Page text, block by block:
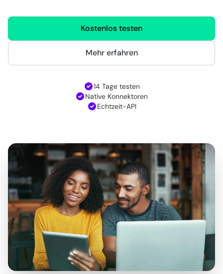
Kostenlos testen
Mehr erfahren
14 Tage testen
Native Konnektoren
Echtzeit-API